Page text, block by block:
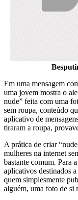
Em uma mensagem
uma jovem mostra o
nude” feita com uma
sem roupa, conteúdo
aplicativo de
tiraram a roupa,
A prática de criar
mulheres na internet
bastante comum. Para
aplicativos destinados
quem simplesmente
alguém, uma foto de si